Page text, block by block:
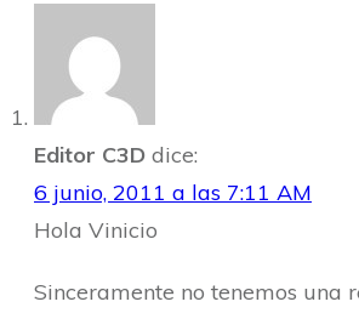
Editor C3D dice:
6 junio, 2011 a las 7:11 AM
Hola Vinicio
Sinceramente no tenemos una